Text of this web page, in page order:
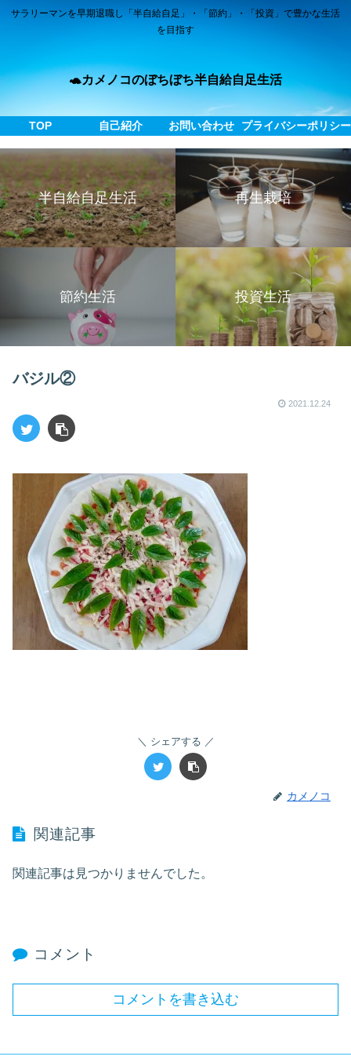
サラリーマンを早期退職し「半自給自足」・「節約」・「投資」で豊かな生活
を目指す
🐢カメノコのぼちぼち半自給自足生活
TOP 自己紹介 お問い合わせ プライバシーポリシー
半自給自足生活 再生栽培
節約生活 投資生活
バジル②
2021.12.24
シェアする
カメノコ
関連記事
関連記事は見つかりませんでした。
コメント
コメントを書き込む